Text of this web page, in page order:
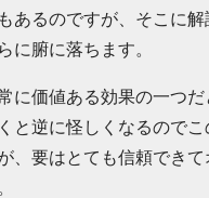
あるのですが、そこに
に腑に落ちます。
に価値ある効果の一つ
と逆に怪しくなるので
、要はとても信頼できて